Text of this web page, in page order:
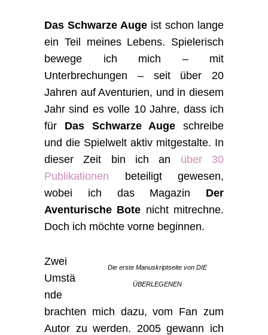
Das Schwarze Auge ist schon lange
ein Teil meines Lebens. Spielerisch
bewege ich mich – mit
Unterbrechungen – seit über 20
Jahren auf Aventurien, und in diesem
Jahr sind es volle 10 Jahre, dass ich
für Das Schwarze Auge schreibe
und die Spielwelt aktiv mitgestalte. In
dieser Zeit bin ich an über 30
Publikationen beteiligt gewesen,
wobei ich das Magazin Der
Aventurische Bote nicht mitrechne.
Doch ich möchte vorne beginnen.
Die erste Manuskriptseite von DIE
ÜBERLEGENEN
Zwei
Umstä
nde
brachten mich dazu, vom Fan zum
Autor zu werden. 2005 gewann ich